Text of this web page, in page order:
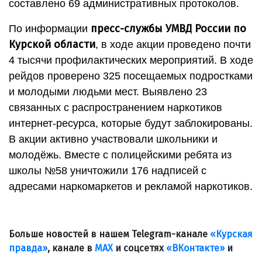
составлено 69 административных протоколов.
По информации пресс-службы УМВД России по
Курской области, в ходе акции проведено почти
4 тысячи профилактических мероприятий. В ходе
рейдов проверено 325 посещаемых подростками
и молодыми людьми мест. Выявлено 23
связанных с распространением наркотиков
интернет-ресурса, которые будут заблокированы.
В акции активно участвовали школьники и
молодёжь. Вместе с полицейскими ребята из
школы №58 уничтожили 176 надписей с
адресами наркомаркетов и рекламой наркотиков.
Больше новостей в нашем Telegram-канале «Курская
правда», канале в МАХи соцсетях «ВКонтакте»и